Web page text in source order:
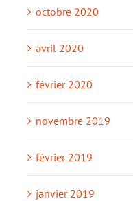
octobre 2020
avril 2020
février 2020
novembre 2019
février 2019
janvier 2019